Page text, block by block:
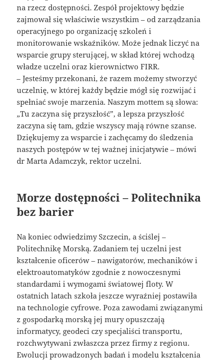
na rzecz dostępności. Zespół projektowy będzie
zajmował się właściwie wszystkim – od zarządzania
operacyjnego po organizację szkoleń i
monitorowanie wskaźników. Może jednak liczyć na
wsparcie grupy sterującej, w skład której wchodzą
władze uczelni oraz kierownictwo FIRR.
– Jesteśmy przekonani, że razem możemy stworzyć
uczelnię, w której każdy będzie mógł się rozwijać i
spełniać swoje marzenia. Naszym mottem są słowa:
„Tu zaczyna się przyszłość”, a lepsza przyszłość
zaczyna się tam, gdzie wszyscy mają równe szanse.
Dziękujemy za wsparcie i zachęcamy do śledzenia
naszych postępów w tej ważnej inicjatywie – mówi
dr Marta Adamczyk, rektor uczelni.
Morze dostępności – Politechnika
bez barier
Na koniec odwiedzimy Szczecin, a ściślej –
Politechnikę Morską. Zadaniem tej uczelni jest
kształcenie oficerów – nawigatorów, mechaników i
elektroautomatyków zgodnie z nowoczesnymi
standardami i wymogami światowej floty. W
ostatnich latach szkoła jeszcze wyraźniej postawiła
na technologie cyfrowe. Poza zawodami związanymi
z gospodarką morską jej mury opuszczają
informatycy, geodeci czy specjaliści transportu,
rozchwytywani zwłaszcza przez firmy z regionu.
Ewolucji prowadzonych badań i modelu kształcenia